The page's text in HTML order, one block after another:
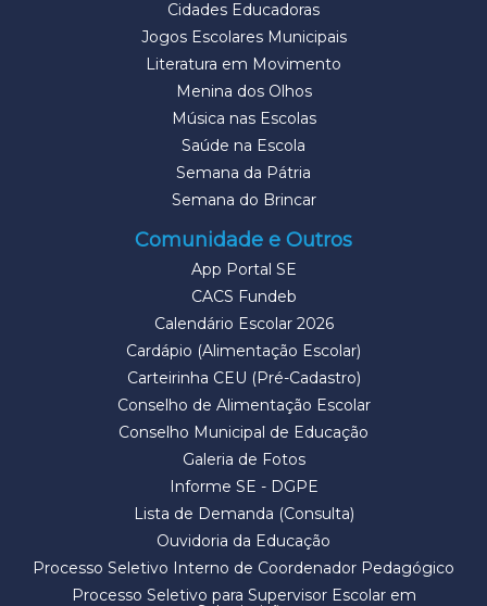
Cidades Educadoras
Jogos Escolares Municipais
Literatura em Movimento
Menina dos Olhos
Música nas Escolas
Saúde na Escola
Semana da Pátria
Semana do Brincar
Comunidade e Outros
App Portal SE
CACS Fundeb
Calendário Escolar 2026
Cardápio (Alimentação Escolar)
Carteirinha CEU (Pré-Cadastro)
Conselho de Alimentação Escolar
Conselho Municipal de Educação
Galeria de Fotos
Informe SE - DGPE
Lista de Demanda (Consulta)
Ouvidoria da Educação
Processo Seletivo Interno de Coordenador Pedagógico
Processo Seletivo para Supervisor Escolar em